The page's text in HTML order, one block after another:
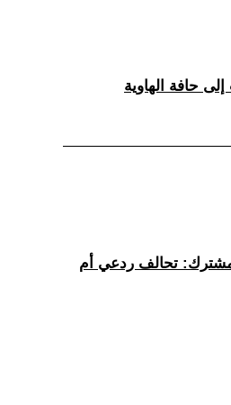
المشترك: تحالف ردعي أم